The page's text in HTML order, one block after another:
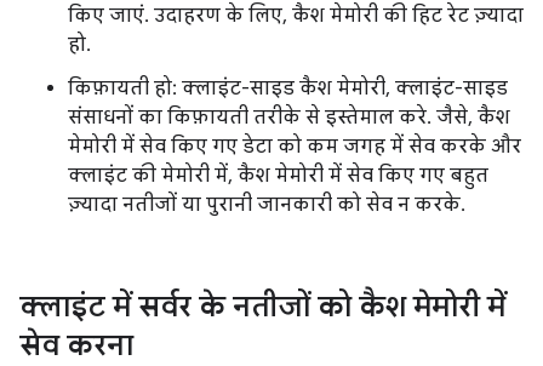
किए जाएं. उदाहरण के लिए, कैश मेमोरी की हिट रेट ज़्यादा
हो.
किफ़ायती हो: क्लाइंट-साइड कैश मेमोरी, क्लाइंट-साइड
संसाधनों का किफ़ायती तरीके से इस्तेमाल करे. जैसे, कैश
मेमोरी में सेव किए गए डेटा को कम जगह में सेव करके और
क्लाइंट की मेमोरी में, कैश मेमोरी में सेव किए गए बहुत
ज़्यादा नतीजों या पुरानी जानकारी को सेव न करके.
क्लाइंट में सर्वर के नतीजों को कैश मेमोरी में
सेव करना